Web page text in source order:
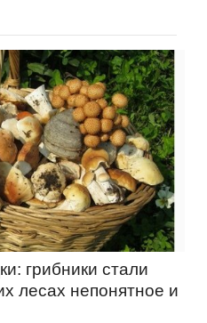
грибники стали
лесах непонятное и